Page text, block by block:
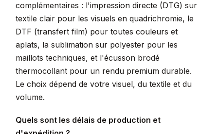
complémentaires : l'impression directe (DTG) sur
textile clair pour les visuels en quadrichromie, le
DTF (transfert film) pour toutes couleurs et
aplats, la sublimation sur polyester pour les
maillots techniques, et l'écusson brodé
thermocollant pour un rendu premium durable.
Le choix dépend de votre visuel, du textile et du
volume.
Quels sont les délais de production et